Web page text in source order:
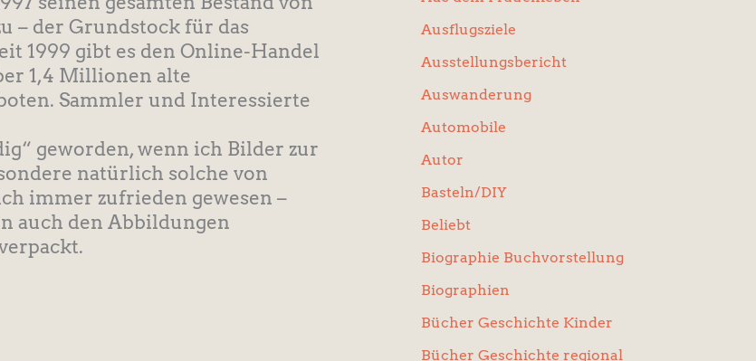
– der Grundstock für das
1999 gibt es den Online-Handel
1,4 Millionen alte
Sammler und Interessierte
geworden, wenn ich Bilder zur
natürlich solche von
immer zufrieden gewesen –
auch den Abbildungen
Ausflugsziele
Ausstellungsbericht
Auswanderung
Automobile
Autor
Basteln/DIY
Beliebt
Biographie Buchvorstellung
Biographien
Bücher Geschichte Kinder
Bücher Geschichte regional